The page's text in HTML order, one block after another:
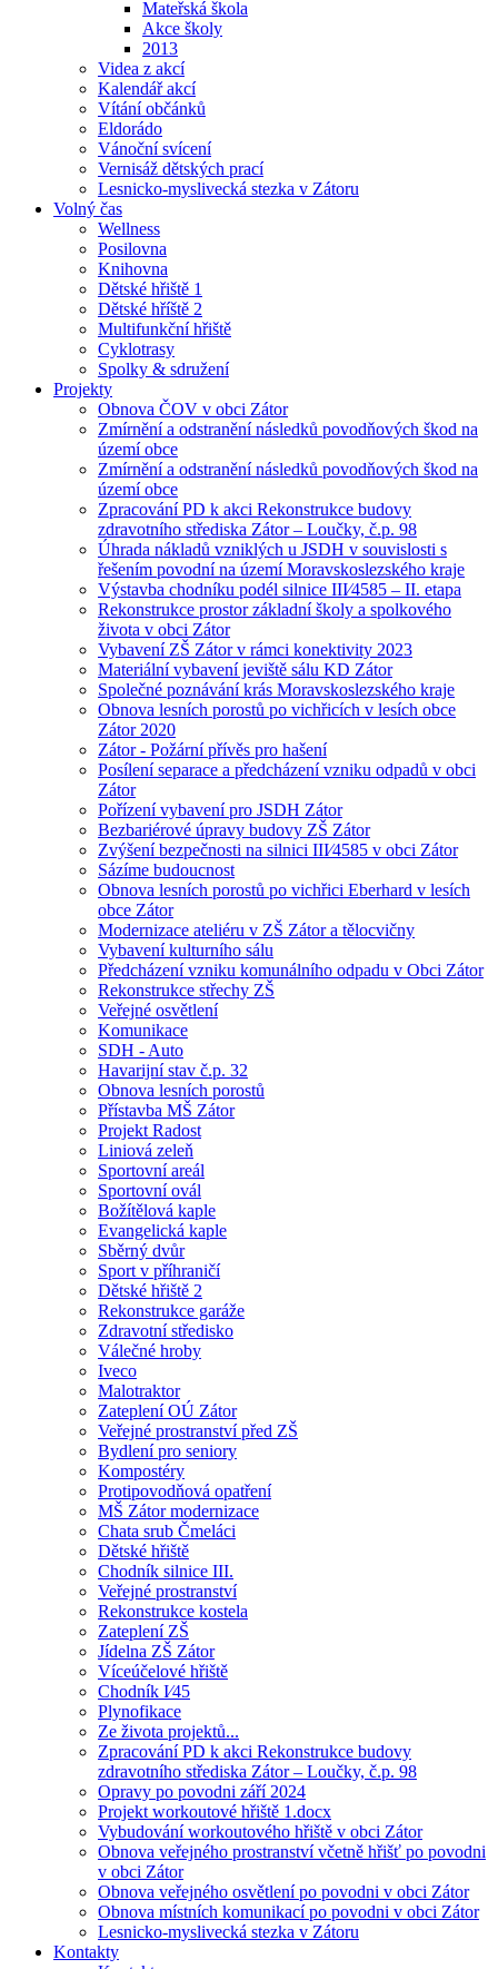
Mateřská škola
Akce školy
2013
Videa z akcí
Kalendář akcí
Vítání občánků
Eldorádo
Vánoční svícení
Vernisáž dětských prací
Lesnicko-myslivecká stezka v Zátoru
Volný čas
Wellness
Posilovna
Knihovna
Dětské hřiště 1
Dětské hříště 2
Multifunkční hřiště
Cyklotrasy
Spolky & sdružení
Projekty
Obnova ČOV v obci Zátor
Zmírnění a odstranění následků povodňových škod na
území obce
Zmírnění a odstranění následků povodňových škod na
území obce
Zpracování PD k akci Rekonstrukce budovy
zdravotního střediska Zátor – Loučky, č.p. 98
Úhrada nákladů vzniklých u JSDH v souvislosti s
řešením povodní na území Moravskoslezského kraje
Výstavba chodníku podél silnice III⁄4585 – II. etapa
Rekonstrukce prostor základní školy a spolkového
života v obci Zátor
Vybavení ZŠ Zátor v rámci konektivity 2023
Materiální vybavení jeviště sálu KD Zátor
Společné poznávání krás Moravskoslezského kraje
Obnova lesních porostů po vichřicích v lesích obce
Zátor 2020
Zátor - Požární přívěs pro hašení
Posílení separace a předcházení vzniku odpadů v obci
Zátor
Pořízení vybavení pro JSDH Zátor
Bezbariérové úpravy budovy ZŠ Zátor
Zvýšení bezpečnosti na silnici III⁄4585 v obci Zátor
Sázíme budoucnost
Obnova lesních porostů po vichřici Eberhard v lesích
obce Zátor
Modernizace ateliéru v ZŠ Zátor a tělocvičny
Vybavení kulturního sálu
Předcházení vzniku komunálního odpadu v Obci Zátor
Rekonstrukce střechy ZŠ
Veřejné osvětlení
Komunikace
SDH - Auto
Havarijní stav č.p. 32
Obnova lesních porostů
Přístavba MŠ Zátor
Projekt Radost
Liniová zeleň
Sportovní areál
Sportovní ovál
Božítělová kaple
Evangelická kaple
Sběrný dvůr
Sport v příhraničí
Dětské hřiště 2
Rekonstrukce garáže
Zdravotní středisko
Válečné hroby
Iveco
Malotraktor
Zateplení OÚ Zátor
Veřejné prostranství před ZŠ
Bydlení pro seniory
Kompostéry
Protipovodňová opatření
MŠ Zátor modernizace
Chata srub Čmeláci
Dětské hřiště
Chodník silnice III.
Veřejné prostranství
Rekonstrukce kostela
Zateplení ZŠ
Jídelna ZŠ Zátor
Víceúčelové hřiště
Chodník I⁄45
Plynofikace
Ze života projektů...
Zpracování PD k akci Rekonstrukce budovy
zdravotního střediska Zátor – Loučky, č.p. 98
Opravy po povodni září 2024
Projekt workoutové hřiště 1.docx
Vybudování workoutového hřiště v obci Zátor
Obnova veřejného prostranství včetně hřišť po povodni
v obci Zátor
Obnova veřejného osvětlení po povodni v obci Zátor
Obnova místních komunikací po povodni v obci Zátor
Lesnicko-myslivecká stezka v Zátoru
Kontakty